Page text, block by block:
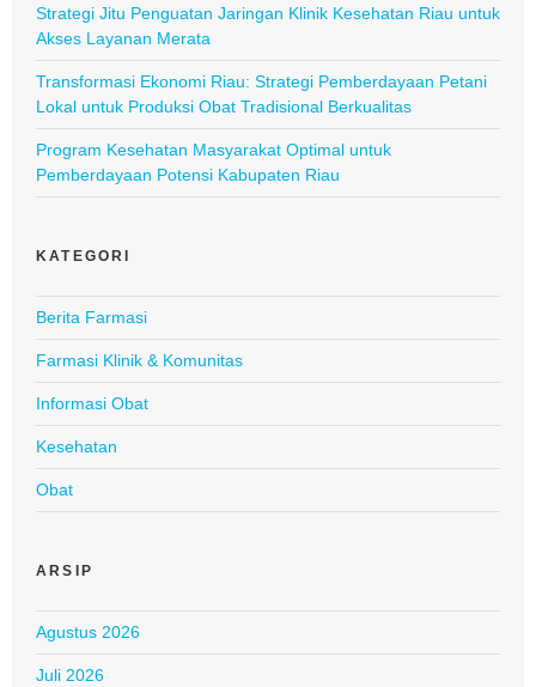
Strategi Jitu Penguatan Jaringan Klinik Kesehatan Riau untuk
Akses Layanan Merata
Transformasi Ekonomi Riau: Strategi Pemberdayaan Petani
Lokal untuk Produksi Obat Tradisional Berkualitas
Program Kesehatan Masyarakat Optimal untuk
Pemberdayaan Potensi Kabupaten Riau
KATEGORI
Berita Farmasi
Farmasi Klinik & Komunitas
Informasi Obat
Kesehatan
Obat
ARSIP
Agustus 2026
Juli 2026